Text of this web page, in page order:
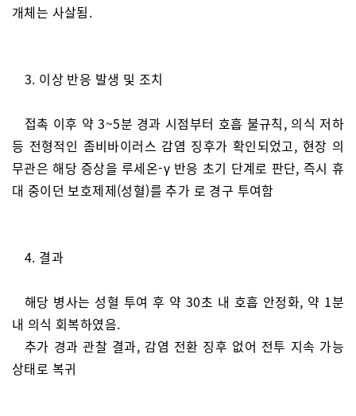
개체는 사살됨.
3. 이상 반응 발생 및 조치
접촉 이후 약 3~5분 경과 시점부터 호흡 불규칙, 의식 저하
등 전형적인 좀비바이러스 감염 징후가 확인되었고, 현장 의
무관은 해당 증상을 루세온-γ 반응 초기 단계로 판단, 즉시 휴
대 중이던 보호제제(성혈)를 추가 로 경구 투여함
4. 결과
해당 병사는 성혈 투여 후 약 30초 내 호흡 안정화, 약 1분
내 의식 회복하였음.
추가 경과 관찰 결과, 감염 전환 징후 없어 전투 지속 가능
상태로 복귀